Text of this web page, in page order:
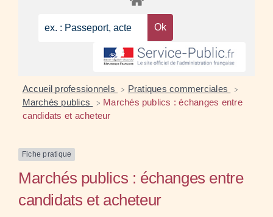
Accueil professionnels > Pratiques commerciales >
Marchés publics > Marchés publics : échanges entre
candidats et acheteur
Fiche pratique
Marchés publics : échanges entre
candidats et acheteur